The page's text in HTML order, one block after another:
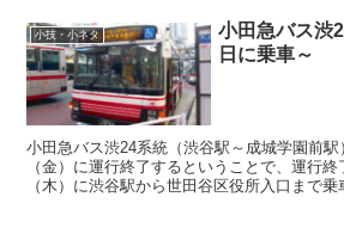
小技・小ネタ
小田急バス渋
日に乗車～
小田急バス渋24系統（渋谷駅～成城学園前駅
（金）に運行終了するということで、運行
（木）に渋谷駅から世田谷区役所入口まで乗